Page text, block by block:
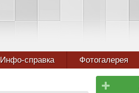
Инфо-справка Фотогалерея